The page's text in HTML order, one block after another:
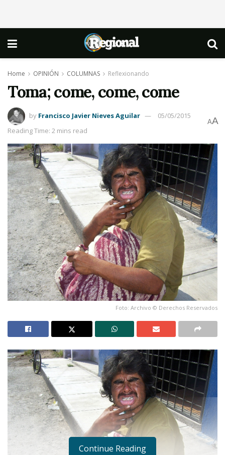
Home OPINIÓN COLUMNAS Reflexionando
Toma; come, come, come
by Francisco Javier Nieves Aguilar
05/05/2015
Reading Time: 2 mins read
AA
Foto: Archivo © Derechos Reservados
Continue Reading